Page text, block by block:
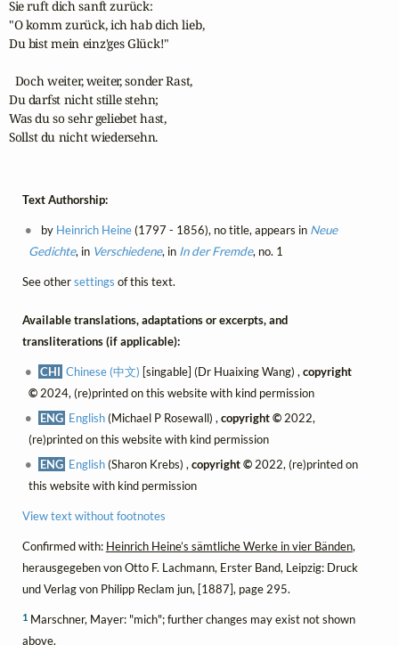
Sie ruft dich sanft zurück:
"O komm zurück, ich hab dich lieb,
Du bist mein einz'ges Glück!"
  Doch weiter, weiter, sonder Rast,
Du darfst nicht stille stehn;
Was du so sehr geliebet hast,
Sollst du nicht wiedersehn.
Text Authorship:
by Heinrich Heine(1797 - 1856), no title, appears in Neue
Gedichte, in Verschiedene, in In der Fremde, no. 1
See othersettings of this text.
Available translations, adaptations or excerpts, and
transliterations (if applicable):
CHI Chinese (中文) [singable] (Dr Huaixing Wang) ,copyright
©2024, (re)printed on this website with kind permission
ENG English(Michael P Rosewall) ,copyright © 2022,
(re)printed on this website with kind permission
ENG English(Sharon Krebs) ,copyright © 2022, (re)printed on
this website with kind permission
View text without footnotes
Confirmed with: Heinrich Heine’s sämtliche Werke in vier Bänden,
herausgegeben von Otto F. Lachmann, Erster Band, Leipzig: Druck
und Verlag von Philipp Reclam jun, [1887], page 295.
1Marschner, Mayer: "mich"; further changes may exist not shown
above.